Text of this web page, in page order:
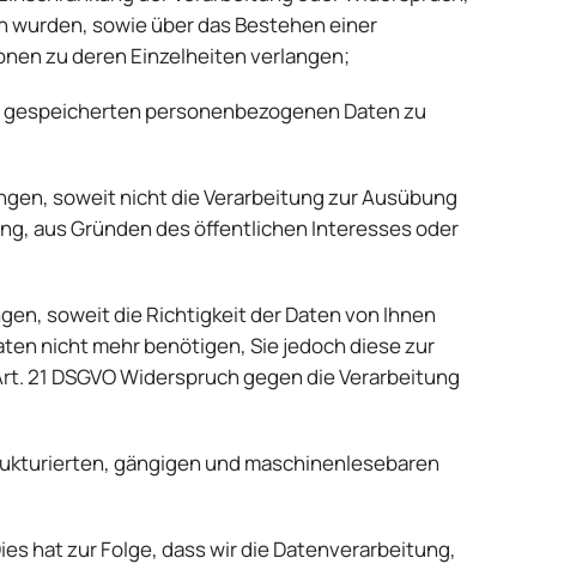
sowie über das Bestehen einer
zu deren Einzelheiten verlangen;
personenbezogenen Daten zu
soweit nicht die Verarbeitung zur Ausübung
aus Gründen des öffentlichen Interesses oder
soweit die Richtigkeit der Daten von Ihnen
nicht mehr benötigen, Sie jedoch diese zur
21 DSGVO Widerspruch gegen die Verarbeitung
gängigen und maschinenlesebaren
hat zur Folge, dass wir die Datenverarbeitung,